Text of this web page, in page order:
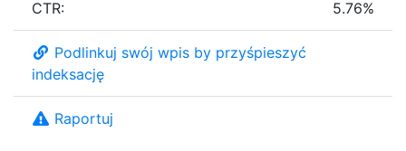
CTR: 5.76%
Podlinkuj swój wpis by przyśpieszyć
indeksację
Raportuj